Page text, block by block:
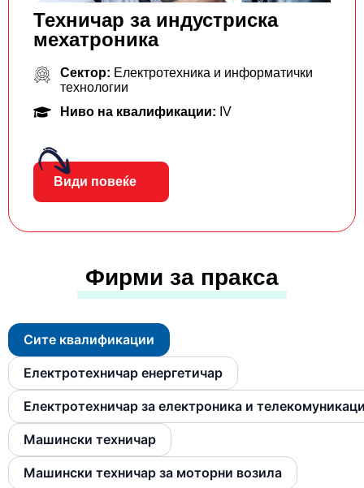
Техничар за индустриска
мехатроника
Сектор: Електротехника и информатички
технологии
Ниво на квалификации: IV
Види повеќе
Фирми за пракса
Сите квалификации
Електротехничар енергетичар
Електротехничар за електроника и
Машински техничар
Машински техничар за моторни возила